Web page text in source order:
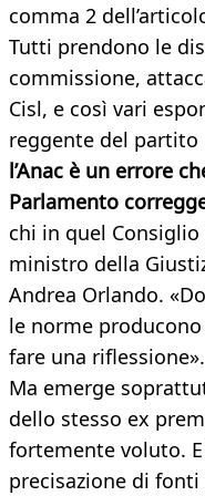
comma 2
Tutti prendono le
commissione,
Cisl, e così vari
reggente del partito
l’Anac è un errore
Parlamento
chi in quel
ministro della
Andrea Orlando.
le norme
fare una riflessione».
Ma emerge
dello stesso ex
fortemente voluto.
precisazione di fonti